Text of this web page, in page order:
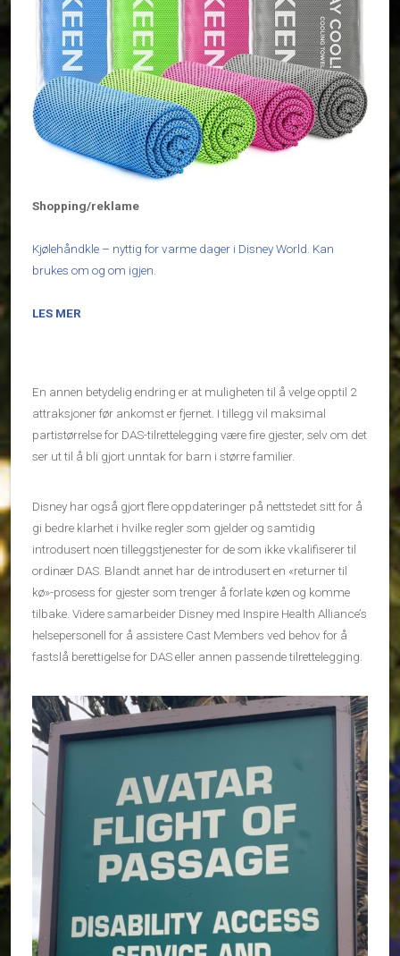
Shopping/reklame
Kjølehåndkle – nyttig for varme dager i Disney World. Kan
brukes om og om igjen.
LES MER
En annen betydelig endring er at muligheten til å velge opptil 2
attraksjoner før ankomst er fjernet. I tillegg vil maksimal
partistørrelse for DAS-tilrettelegging være fire gjester, selv om det
ser ut til å bli gjort unntak for barn i større familier.
Disney har også gjort flere oppdateringer på nettstedet sitt for å
gi bedre klarhet i hvilke regler som gjelder og samtidig
introdusert noen tilleggstjenester for de som ikke vkalifiserer til
ordinær DAS. Blandt annet har de introdusert en «returner til
kø»-prosess for gjester som trenger å forlate køen og komme
tilbake. Videre samarbeider Disney med Inspire Health Alliance’s
helsepersonell for å assistere Cast Members ved behov for å
fastslå berettigelse for DAS eller annen passende tilrettelegging.